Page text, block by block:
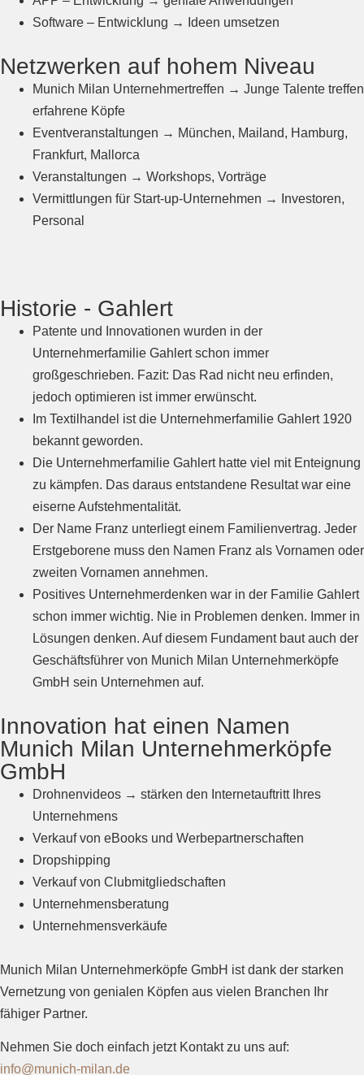
Software – Entwicklung → Ideen umsetzen
Netzwerken auf hohem Niveau
Munich Milan Unternehmertreffen → Junge Talente treffen
erfahrene Köpfe
Eventveranstaltungen → München, Mailand, Hamburg,
Frankfurt, Mallorca
Veranstaltungen → Workshops, Vorträge
Vermittlungen für Start-up-Unternehmen → Investoren,
Personal
Historie - Gahlert
Patente und Innovationen wurden in der
Unternehmerfamilie Gahlert schon immer
großgeschrieben. Fazit: Das Rad nicht neu erfinden,
jedoch optimieren ist immer erwünscht.
Im Textilhandel ist die Unternehmerfamilie Gahlert 1920
bekannt geworden.
Die Unternehmerfamilie Gahlert hatte viel mit Enteignung
zu kämpfen. Das daraus entstandene Resultat war eine
eiserne Aufstehmentalität.
Der Name Franz unterliegt einem Familienvertrag. Jeder
Erstgeborene muss den Namen Franz als Vornamen oder
zweiten Vornamen annehmen.
Positives Unternehmerdenken war in der Familie Gahlert
schon immer wichtig. Nie in Problemen denken. Immer in
Lösungen denken. Auf diesem Fundament baut auch der
Geschäftsführer von Munich Milan Unternehmerköpfe
GmbH sein Unternehmen auf.
Innovation hat einen Namen
Munich Milan Unternehmerköpfe
GmbH
Drohnenvideos → stärken den Internetauftritt Ihres
Unternehmens
Verkauf von eBooks und Werbepartnerschaften
Dropshipping
Verkauf von Clubmitgliedschaften
Unternehmensberatung
Unternehmensverkäufe
Munich Milan Unternehmerköpfe GmbH ist dank der starken
Vernetzung von genialen Köpfen aus vielen Branchen Ihr
fähiger Partner.
Nehmen Sie doch einfach jetzt Kontakt zu uns auf:
info@munich-milan.de